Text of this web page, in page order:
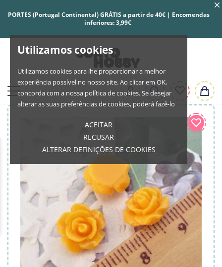
Utilizamos cookies
Utilizamos cookies para lhe proporcionar a melhor
experiência possível no nosso site. Ao clicar em OK,
concorda com a nossa política de cookies. Se desejar
alterar as suas preferências de cookies, poderá fazê-lo
ACEITAR
RECUSAR
ALTERAR DEFINIÇÕES DE COOKIES
PORTES (Portugal Continental) GRÁTIS a partir de 40€ | Encomendas
inferiores: 3,99€